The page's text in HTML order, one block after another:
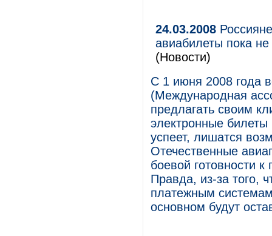
24.03.2008
авиабилеты пока
(Новости)
С 1 июня 2008 года
(Международная
предлагать своим
электронные
успеет, лишатся
Отечественные
боевой готовности
Правда, из-за того,
платежным
основном будут